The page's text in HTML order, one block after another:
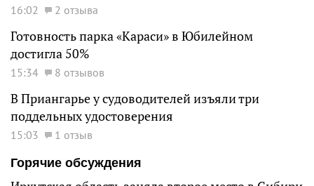
16:02 2 отзыва
Готовность парка «Караси» в Юбилейном
достигла 50%
15:34 8 отзывов
В Приангарье у судоводителей изъяли три
поддельных удостоверения
15:03
1 отзыв
Горячие обсуждения